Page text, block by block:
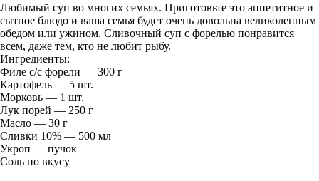
Любимый суп во многих семьях. Приготовьте это аппетитное и
сытное блюдо и ваша семья будет очень довольна великолепным
обедом или ужином. Сливочный суп с форелью понравится
всем, даже тем, кто не любит рыбу.
Ингредиенты:
Филе с/с форели — 300 г
Картофель — 5 шт.
Морковь — 1 шт.
Лук порей — 250 г
Масло — 30 г
Сливки 10% — 500 мл
Укроп — пучок
Соль по вкусу